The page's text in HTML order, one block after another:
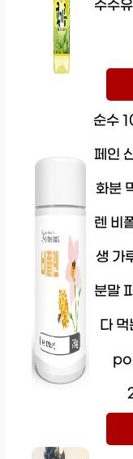
수수
순수
페인
화분
렌 비
생 가
분말
다